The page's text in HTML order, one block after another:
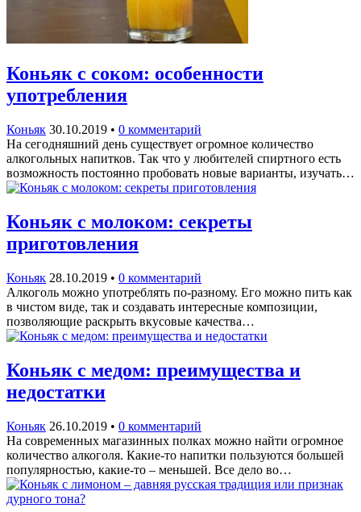
Коньяк с соком: особенности
употребления
Коньяк 30.10.2019 • 0 комментарий
На сегодняшний день существует огромное количество
алкогольных напитков. Так что у любителей спиртного есть
возможность постоянно пробовать новые варианты, изучать…
Коньяк с молоком: секреты
приготовления
Коньяк 28.10.2019 • 0 комментарий
Алкоголь можно употреблять по-разному. Его можно пить как
в чистом виде, так и создавать интересные композиции,
позволяющие раскрыть вкусовые качества…
Коньяк с медом: преимущества и
недостатки
Коньяк 26.10.2019 • 0 комментарий
На современных магазинных полках можно найти огромное
количество алкоголя. Какие-то напитки пользуются большей
популярностью, какие-то – меньшей. Все дело во…